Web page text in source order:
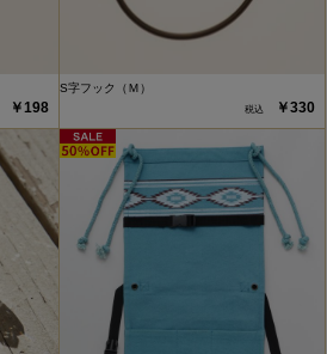
￥198
S字フック（Ｍ）
￥330